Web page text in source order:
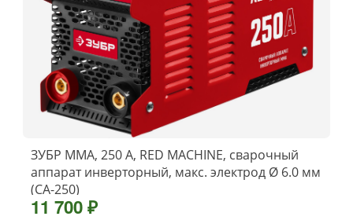
ЗУБР ММА, 250 А, RED MACHINE, сварочный
аппарат инверторный, макс. электрод Ø 6.0 мм
(СА-250)
11 700 ₽